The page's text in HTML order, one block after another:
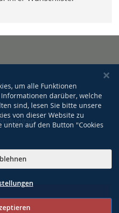
um alle Funktionen
darüber, welche
sind, lesen Sie bitte unsere
von dieser Website zu
unten auf den Button "Cookies